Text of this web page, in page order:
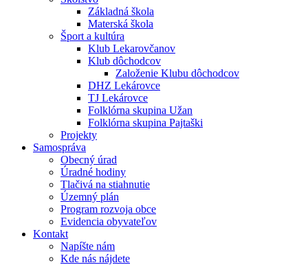
Základná škola
Materská škola
Šport a kultúra
Klub Lekarovčanov
Klub dôchodcov
Založenie Klubu dôchodcov
DHZ Lekárovce
TJ Lekárovce
Folklórna skupina Užan
Folklórna skupina Pajtaški
Projekty
Samospráva
Obecný úrad
Úradné hodiny
Tlačivá na stiahnutie
Územný plán
Program rozvoja obce
Evidencia obyvateľov
Kontakt
Napíšte nám
Kde nás nájdete